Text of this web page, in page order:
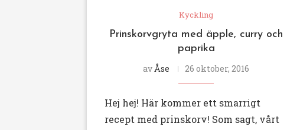
Kyckling
Prinskorvgryta med äpple, curry och
paprika
avÅse 26 oktober, 2016
Hej hej! Här kommer ett smarrigt
recept med prinskorv! Som sagt, vårt